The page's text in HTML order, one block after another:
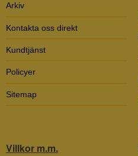
Arkiv
Kontakta oss direkt
Kundtjänst
Policyer
Sitemap
Villkor m.m.